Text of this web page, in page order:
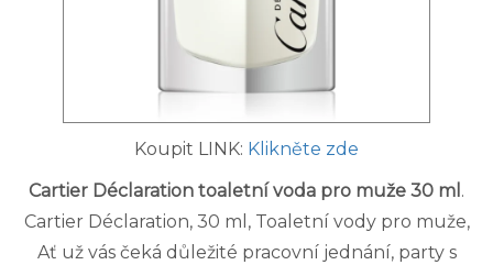
Koupit LINK: Klikněte zde
Cartier Déclaration toaletní voda pro muže 30 ml .
Cartier Déclaration, 30 ml, Toaletní vody pro muže,
Ať už vás čeká důležité pracovní jednání, party s